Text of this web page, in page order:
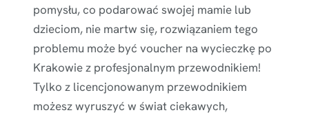
pomysłu, co podarować swojej mamie lub
dzieciom, nie martw się, rozwiązaniem tego
problemu może być voucher na wycieczkę po
Krakowie z profesjonalnym przewodnikiem!
Tylko z licencjonowanym przewodnikiem
możesz wyruszyć w świat ciekawych,